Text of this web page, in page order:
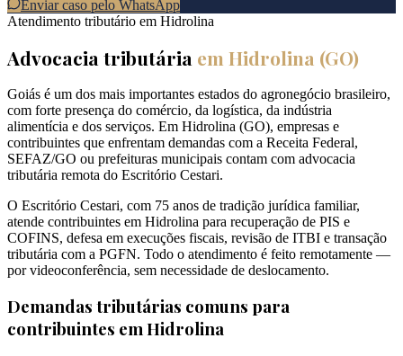
Enviar caso pelo WhatsApp
Atendimento tributário em Hidrolina
Advocacia tributária em Hidrolina (GO)
Goiás é um dos mais importantes estados do agronegócio brasileiro,
com forte presença do comércio, da logística, da indústria
alimentícia e dos serviços. Em Hidrolina (GO), empresas e
contribuintes que enfrentam demandas com a Receita Federal,
SEFAZ/GO ou prefeituras municipais contam com advocacia
tributária remota do Escritório Cestari.
O Escritório Cestari, com 75 anos de tradição jurídica familiar,
atende contribuintes em Hidrolina para recuperação de PIS e
COFINS, defesa em execuções fiscais, revisão de ITBI e transação
tributária com a PGFN. Todo o atendimento é feito remotamente —
por videoconferência, sem necessidade de deslocamento.
Demandas tributárias comuns para
contribuintes emHidrolina